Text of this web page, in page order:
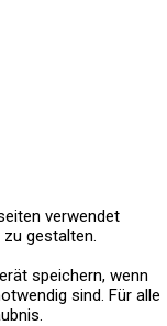
verwendet
gestalten.
speichern, wenn
sind. Für alle